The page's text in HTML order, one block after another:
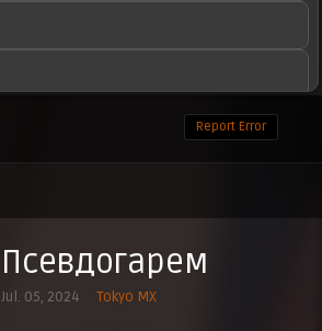
Report Error
Псевдогарем
Jul. 05, 2024 Tokyo MX